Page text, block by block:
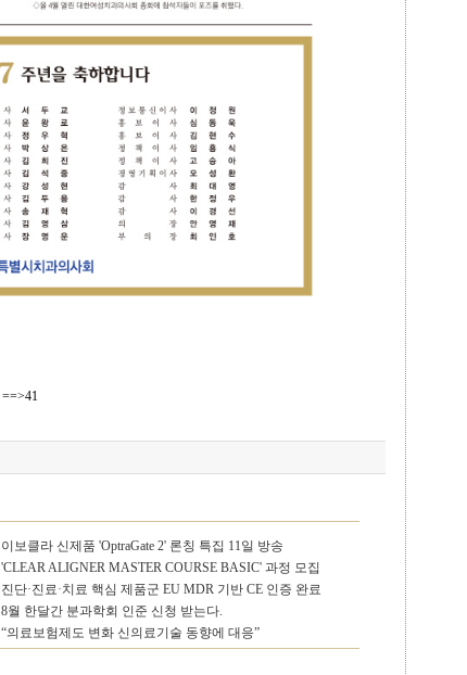
==>41
이보클라 신제품 'OptraGate 2' 론칭 특집 11일 방송
'CLEAR ALIGNER MASTER COURSE BASIC' 과정 모집
진단·진료·치료 핵심 제품군 EU MDR 기반 CE 인증 완료
8월 한달간 분과학회 인준 신청 받는다.
“의료보험제도 변화 신의료기술 동향에 대응”